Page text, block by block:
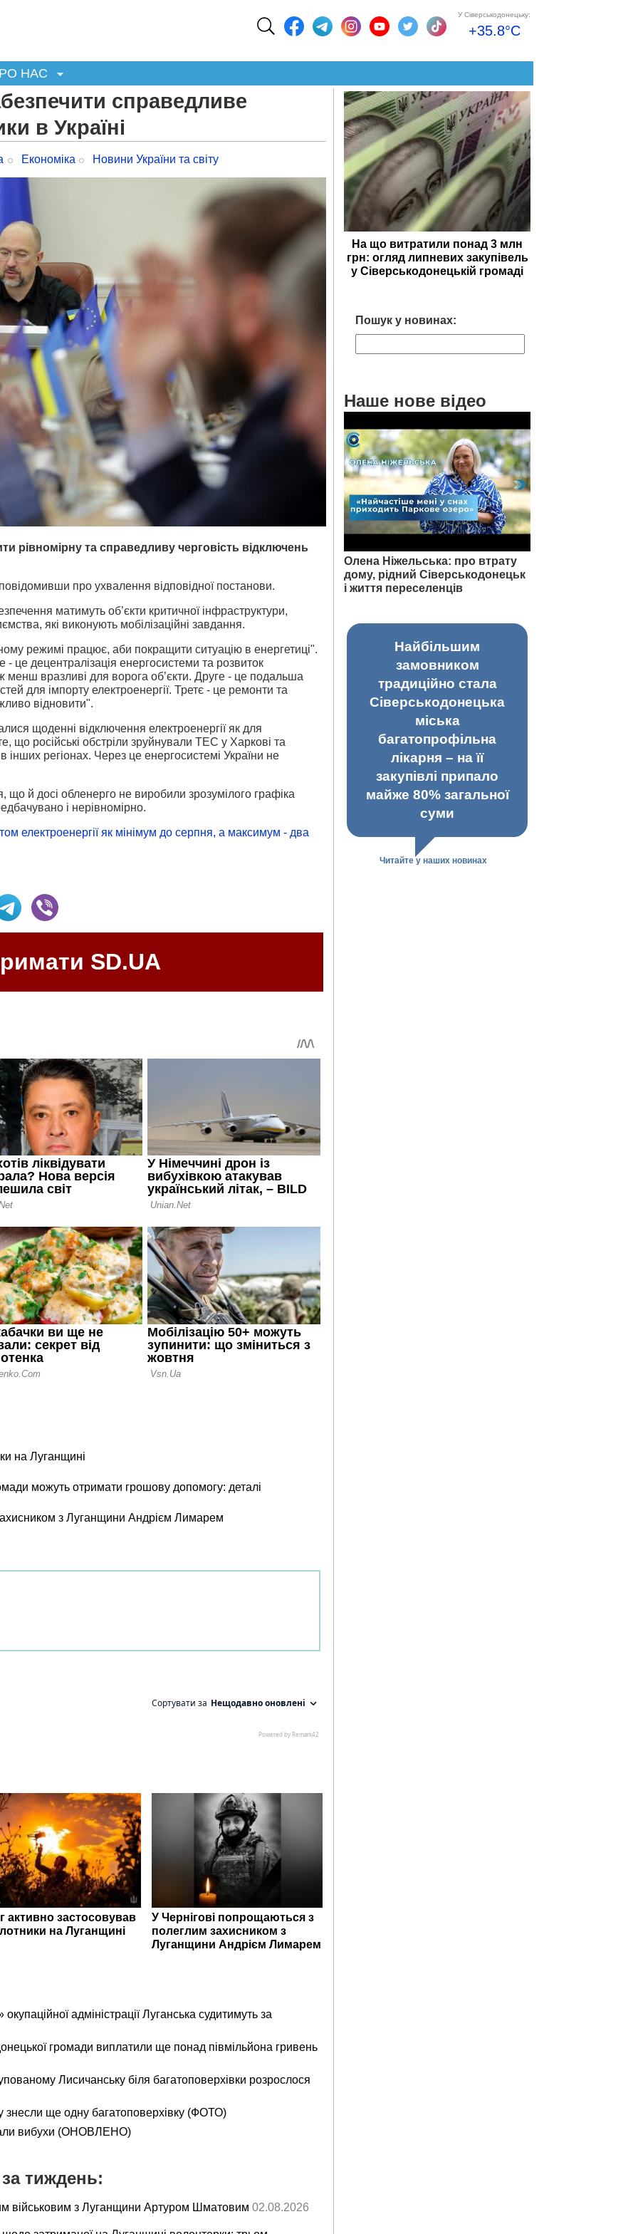
У Сіверськодонецьку:
+35.8°C
НАС
справедливе
в Україні
Економіка Новини України та світу
рівномірну та справедливу черговість відключень
про ухвалення відповідної постанови.
матимуть об’єкти критичної інфраструктури,
які виконують мобілізаційні завдання.
режимі працює, аби покращити ситуацію в енергетиці".
- це децентралізація енергосистеми та розвиток
менш вразливі для ворога об’єкти. Друге - це подальша
для імпорту електроенергії. Третє - це ремонти та
відновити".
щоденні відключення електроенергії як для
що російські обстріли зруйнували ТЕС у Харкові та
інших регіонах. Через це енергосистемі України не
що й досі обленерго не виробили зрозумілого графіка
і нерівномірно.
електроенергії як мінімум до серпня, а максимум - два
SD.UA
на Луганщині
можуть отримати грошову допомогу: деталі
з Луганщини Андрієм Лимарем
активно застосовував
на Луганщині
У Чернігові попрощаються з
полеглим захисником з
Луганщини Андрієм Лимарем
адміністрації Луганська судитимуть за
громади виплатили ще понад півмільйона гривень
Лисичанську біля багатоповерхівки розрослося
знесли ще одну багатоповерхівку (ФОТО)
вибухи (ОНОВЛЕНО)
тиждень:
військовим з Луганщини Артуром Шматовим 02.08.2026
На що витратили понад 3 млн
грн: огляд липневих закупівель
у Сіверськодонецькій громаді
Пошук у новинах:
Наше нове відео
Олена Ніжельська: про втрату
дому, рідний Сіверськодонецьк
і життя переселенців
Найбільшим
замовником
традиційно стала
Сіверськодонецька
міська
багатопрофільна
лікарня – на її
закупівлі припало
майже 80% загальної
суми
Читайте у наших новинах